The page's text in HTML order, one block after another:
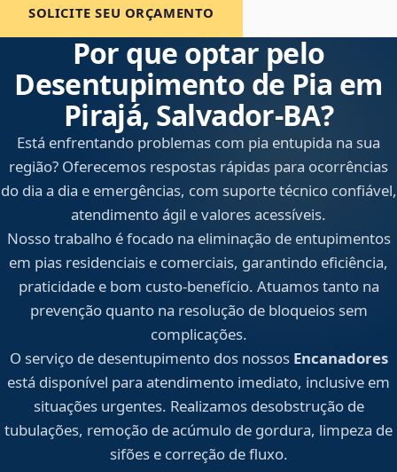
SOLICITE SEU ORÇAMENTO
Por que optar pelo
Desentupimento de Pia em
Pirajá, Salvador‑BA?
Está enfrentando problemas com pia entupida na sua
região? Oferecemos respostas rápidas para ocorrências
do dia a dia e emergências, com suporte técnico confiável,
atendimento ágil e valores acessíveis.
Nosso trabalho é focado na eliminação de entupimentos
em pias residenciais e comerciais, garantindo eficiência,
praticidade e bom custo-benefício. Atuamos tanto na
prevenção quanto na resolução de bloqueios sem
complicações.
O serviço de desentupimento dos nossos Encanadores
está disponível para atendimento imediato, inclusive em
situações urgentes. Realizamos desobstrução de
tubulações, remoção de acúmulo de gordura, limpeza de
sifões e correção de fluxo.